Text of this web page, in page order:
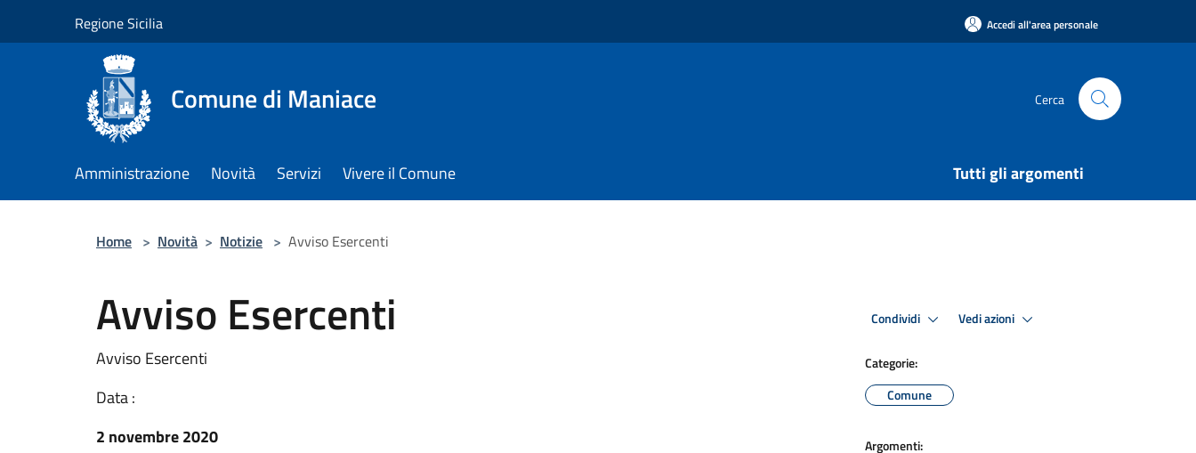
Regione Sicilia Accedi all'area personale
Comune di Maniace Cerca
Amministrazione Novità Servizi Vivere il Comune Tutti gli argomenti
Home > Novità > Notizie > Avviso Esercenti
Avviso Esercenti
Avviso Esercenti
Data :
2 novembre 2020
Condividi Vedi azioni
Categorie:
Comune
Argomenti: